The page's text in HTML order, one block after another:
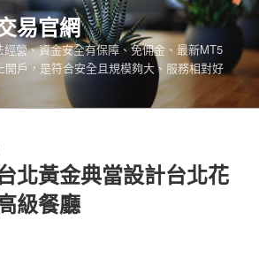
易官網
營、資金安全有保障、免佣金、最新MT5
開戶，是符合安全且規模夠大、服務相對好
北黃金典當設計台北花
級餐廳